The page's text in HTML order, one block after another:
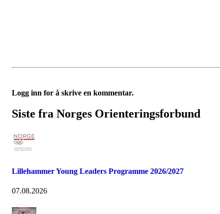
Logg inn for å skrive en kommentar.
Siste fra Norges Orienteringsforbund
Lillehammer Young Leaders Programme 2026/2027
07.08.2026